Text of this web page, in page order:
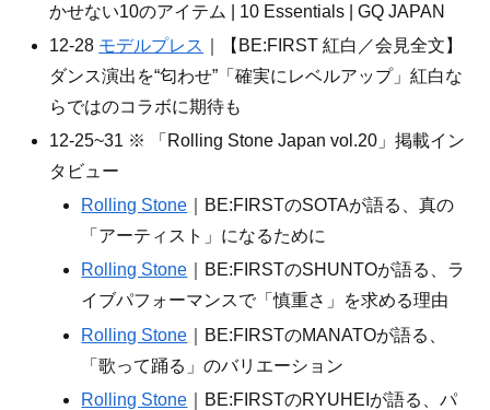
かせない10のアイテム | 10 Essentials | GQ JAPAN
12-28 モデルプレス
｜【BE:FIRST 紅白／会見全文】
ダンス演出を“匂わせ”「確実にレベルアップ」紅白な
らではのコラボに期待も
12-25~31 ※ 「Rolling Stone Japan vol.20」掲載イン
タビュー
Rolling Stone ｜BE:FIRSTのSOTAが語る、真の
「アーティスト」になるために
Rolling Stone ｜BE:FIRSTのSHUNTOが語る、ラ
イブパフォーマンスで「慎重さ」を求める理由
Rolling Stone ｜BE:FIRSTのMANATOが語る、
「歌って踊る」のバリエーション
Rolling Stone ｜BE:FIRSTのRYUHEIが語る、パ